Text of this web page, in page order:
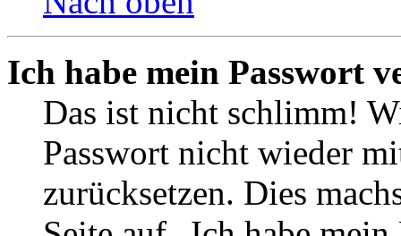
Ich habe mein Passwort
Das ist nicht schlimm!
Passwort nicht wieder
zurücksetzen. Dies